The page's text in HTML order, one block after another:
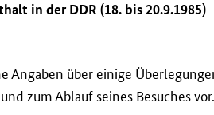
in derDDR(18. bis 20.9.1985)
Angaben über einige
und zum Ablauf seines Besuches vor.